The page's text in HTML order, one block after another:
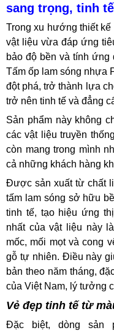
sang trọng, tinh tế
Trong xu hướng thiết kế
vật liệu vừa đáp ứng
bảo độ bền và tính
Tấm ốp lam sóng nhựa
đột phá, trở thành lựa
trở nên tinh tế và đẳng
Sản phẩm này không
các vật liệu truyền
còn mang trong mình
cả những khách hàng
Được sản xuất từ chất
tấm lam sóng sở hữu
tinh tế, tạo hiệu ứng
nhất của vật liệu này
mốc, mối mọt và cong
gỗ tự nhiên. Điều này
bản theo năm tháng,
của Việt Nam, lý tưởng
Vẻ đẹp tinh tế từ
Đặc biệt, dòng sản